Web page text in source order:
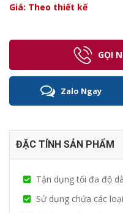
Giá: Theo thiết kế
GỌI
Zalo Ngay
ĐẶC TÍNH SẢN PHẨM
Tận dụng tối đa độ
Sử dụng chứa các